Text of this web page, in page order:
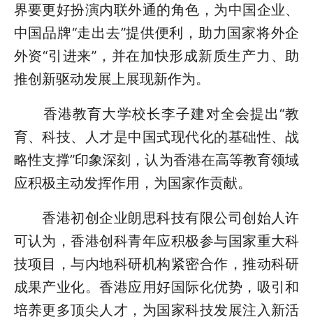
界要更好扮演内联外通的角色，为中国企业、
中国品牌“走出去”提供便利，助力国家将外企
外资“引进来”，并在加快形成新质生产力、助
推创新驱动发展上展现新作为。
香港教育大学校长李子建对全会提出“教
育、科技、人才是中国式现代化的基础性、战
略性支撑”印象深刻，认为香港在高等教育领域
应积极主动发挥作用，为国家作贡献。
香港初创企业朗思科技有限公司创始人许
可认为，香港创科青年应积极参与国家重大科
技项目，与内地科研机构紧密合作，推动科研
成果产业化。香港应用好国际化优势，吸引和
培养更多顶尖人才，为国家科技发展注入新活